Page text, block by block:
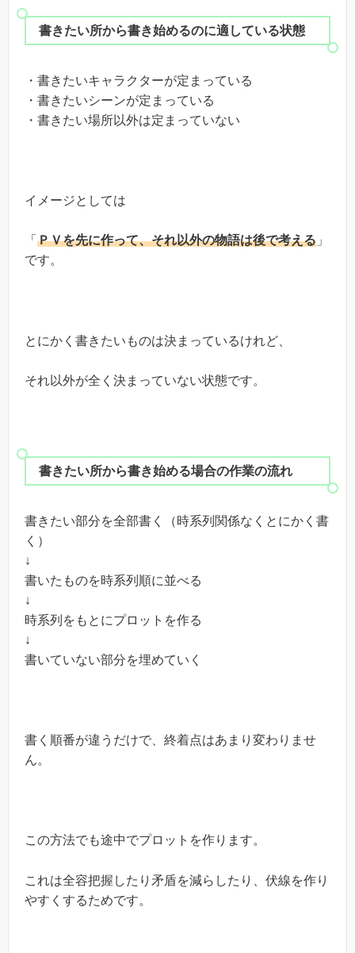
書きたい所から書き始めるのに適している状態
・書きたいキャラクターが定まっている
・書きたいシーンが定まっている
・書きたい場所以外は定まっていない
イメージとしては
「 ＰＶを先に作って、それ以外の物語は後で考える 」
です。
とにかく書きたいものは決まっているけれど、
それ以外が全く決まっていない状態です。
書きたい所から書き始める場合の作業の流れ
書きたい部分を全部書く（時系列関係なくとにかく書
く）
↓
書いたものを時系列順に並べる
↓
時系列をもとにプロットを作る
↓
書いていない部分を埋めていく
書く順番が違うだけで、終着点はあまり変わりませ
ん。
この方法でも途中でプロットを作ります。
これは全容把握したり矛盾を減らしたり、伏線を作り
やすくするためです。